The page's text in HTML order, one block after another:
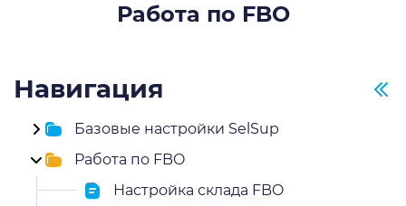
Работа по FBO
Навигация
Базовые настройки SelSup
Работа по FBO
Настройка склада FBO